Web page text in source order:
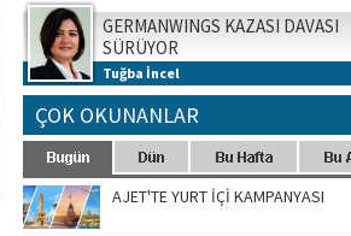
GERMANWINGS KAZASI DAVASI
SÜRÜYOR
Tuğba İncel
ÇOK OKUNANLAR
AJET'TE YURT İÇİ KAMPANYASI